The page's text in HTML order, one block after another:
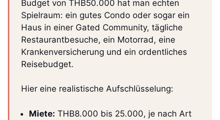
Budget von THB50.000 hat man echten
Spielraum: ein gutes Condo oder sogar ein
Haus in einer Gated Community, tägliche
Restaurantbesuche, ein Motorrad, eine
Krankenversicherung und ein ordentliches
Reisebudget.
Hier eine realistische Aufschlüsselung:
Miete: THB8.000 bis 25.000, je nach Art